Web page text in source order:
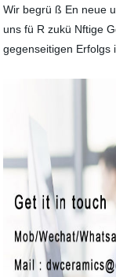
Wir begrü ß En neue
uns fü R zukü Nftige
gegenseitigen Erfolgs